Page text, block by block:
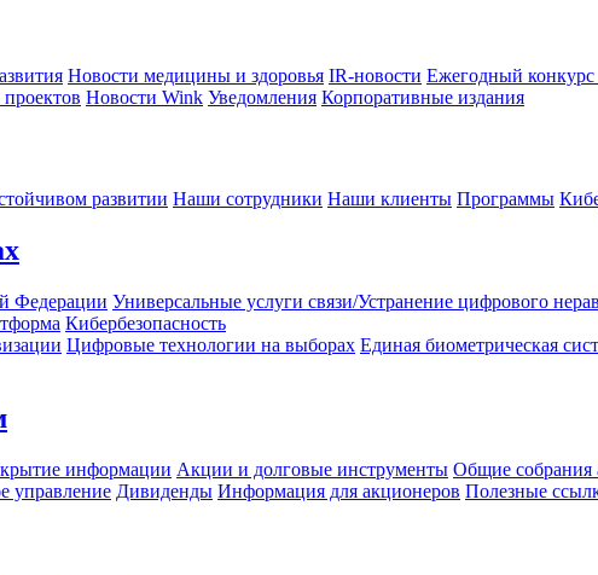
Новости медицины и здоровья IR-новости Ежегодный конкурс
Новости Wink Уведомления Корпоративные издания
развитии Наши сотрудники Наши клиенты Программы
Федерации Универсальные услуги связи/Устранение цифрового
Кибербезопасность
Цифровые технологии на выборах Единая биометрическая
информации Акции и долговые инструменты Общие собрания
управление Дивиденды Информация для акционеров Полезные